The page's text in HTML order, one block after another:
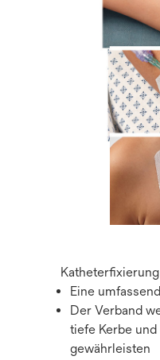
Eine
Der Verband
tiefe Kerbe
gewährleisten